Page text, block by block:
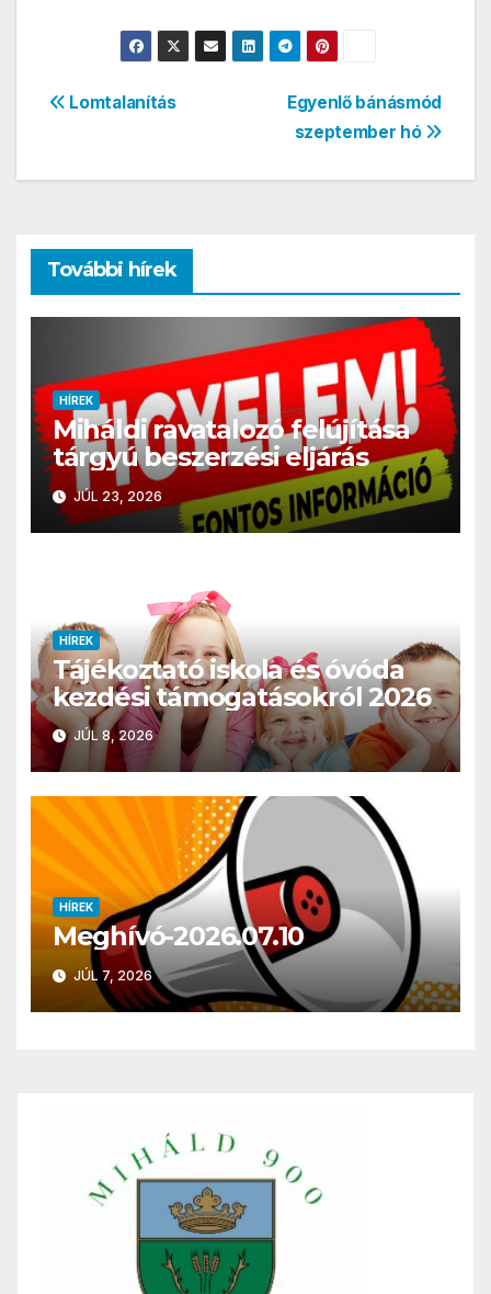
Bejegyzés
Egyenlő bánásmód
szeptember hó
Lomtalanítás
További hírek
HÍREK
Miháldi ravatalozó felújítása
tárgyú beszerzési eljárás
JÚL 23, 2026
HÍREK
Tájékoztató iskola és óvóda
kezdési támogatásokról 2026
JÚL 8, 2026
HÍREK
Meghívó-2026.07.10
JÚL 7, 2026